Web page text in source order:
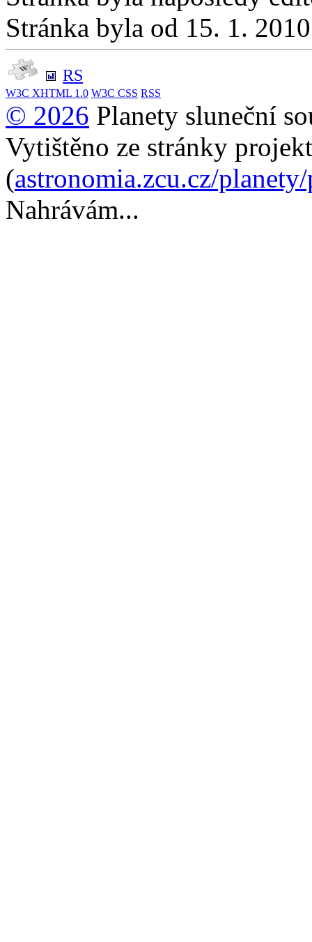
Stránka byla od 15. 1.
RS
W3C XHTML 1.0 W3C CSS RSS
© 2026 Planety sluneční
Vytištěno ze stránky
(astronomia.zcu.cz/
Nahrávám...